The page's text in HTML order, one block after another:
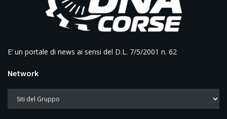
E’ un portale di news ai sensi del D.L. 7/5/2001 n. 62
Network